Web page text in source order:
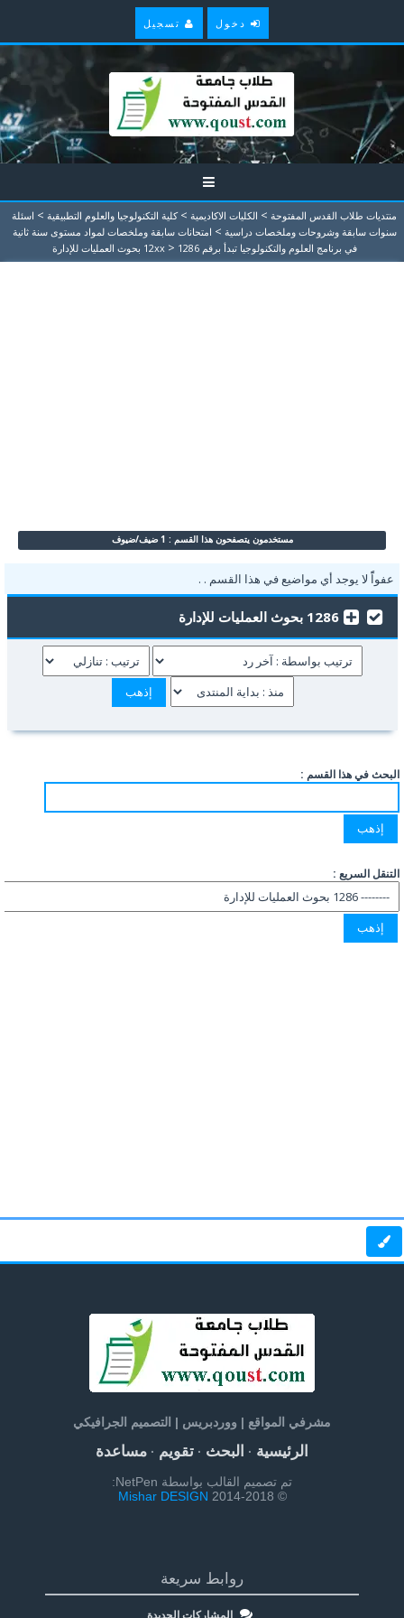
دخول تسجيل
منتديات طلاب القدس المفتوحة > الكليات الاكاديمية > كلية التكنولوجيا والعلوم التطبيقية > اسئلة
سنوات سابقة وشروحات وملخصات دراسية > امتحانات سابقة وملخصات لمواد مستوى سنة ثانية
في برنامج العلوم والتكنولوجيا تبدأ برقم 12xx
> 1286 بحوث العمليات للإدارة
مستخدمون يتصفحون هذا القسم : 1 ضيف/ضيوف
عفواًً لا يوجد أي مواضيع في هذا القسم . .
1286 بحوث العمليات للإدارة
البحث في هذا القسم :
التنقل السريع :
مشرفي المواقع | ووردبريس | التصميم الجرافيكي
الرئيسية· البحث· تقويم· مساعدة
تم تصميم القالب بواسطة NetPen:
© 2014-2018
Mishar DESIGN
روابط سريعة
المشاركات الجديدة